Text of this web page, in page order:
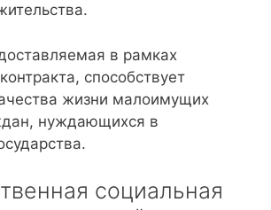
в рамках
способствует
жизни малоимущих
нуждающихся в
социальная